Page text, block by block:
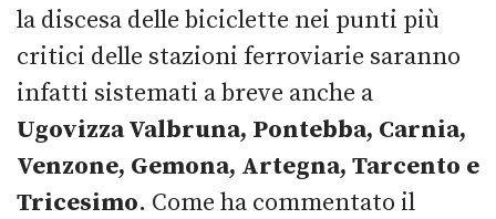
la discesa delle biciclette nei punti più
critici delle stazioni ferroviarie saranno
infatti sistemati a breve anche a
Ugovizza Valbruna, Pontebba, Carnia,
Venzone, Gemona, Artegna, Tarcento e
Tricesimo. Come ha commentato il